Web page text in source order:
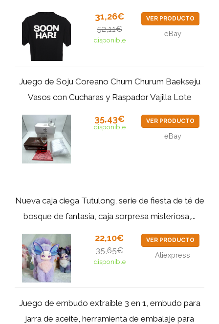
31,26€
52,11€
disponible
VER PRODUCTO
eBay
Juego de Soju Coreano Chum Churum Baekseju
Vasos con Cucharas y Raspador Vajilla Lote
35,43€
disponible
VER PRODUCTO
eBay
Nueva caja ciega Tutulong, serie de fiesta de té de
bosque de fantasía, caja sorpresa misteriosa,...
22,10€
35,65€
disponible
VER PRODUCTO
Aliexpress
Juego de embudo extraíble 3 en 1, embudo para
jarra de aceite, herramienta de embalaje para